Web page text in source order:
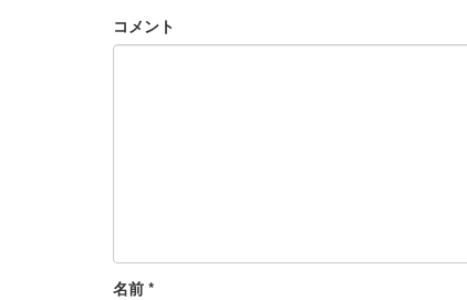
コメント
名前 *